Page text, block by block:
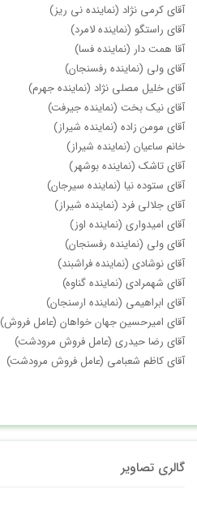
آقای کرمی نژاد (نماینده نی ریز)
آقای راستگو (نماینده لامرد)
آقا همت دار (نماینده فسا)
آقای ولی (نماینده رفسنجان)
آقای خلیل مصلی نژاد (نماینده جهرم)
آقای نیک بخت (نماینده جیرفت)
آقای مومن زاده (نماینده شیراز)
خانم ساعیان (نماینده شیراز)
آقای تاشک (نماینده بوشهر)
آقای ستوده نیا (نماینده سیرجان)
آقای جلالی فرد (نماینده شیراز)
آقای امیدواری (نماینده اوز)
آقای ولی (نماینده رفسنجان)
آقای نوشادی (نماینده فراشبند)
آقای شهمرادی (نماینده گناوه)
آقای ابراهیمی (نماینده ارسنجان)
آقای امیرحسین جهان خواهان (عامل فروش)
آقای رضا حیدری (عامل فروش مرودشت)
آقای کاظم شعبامی (عامل فروش مرودشت)
گالری تصاویر